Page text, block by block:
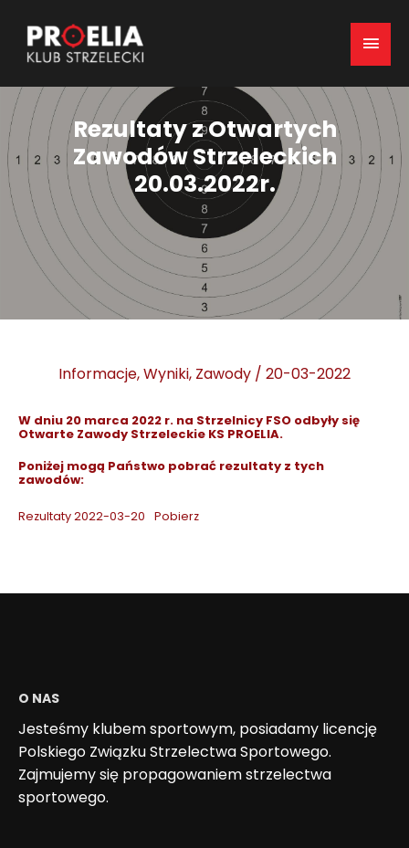
Main
Rezultaty z Otwartych
Zawodów Strzeleckich
20.03.2022r.
Informacje,Wyniki, Zawody / 20-03-2022
W dniu 20 marca 2022 r. na Strzelnicy FSO odbyły się
Otwarte Zawody Strzeleckie KS PROELIA.
Poniżej mogą Państwo pobrać rezultaty z tych
zawodów:
Rezultaty 2022-03-20 Pobierz
O NAS
Jesteśmy klubem sportowym, posiadamy licencję
Polskiego Związku Strzelectwa Sportowego.
Zajmujemy się propagowaniem strzelectwa
sportowego.